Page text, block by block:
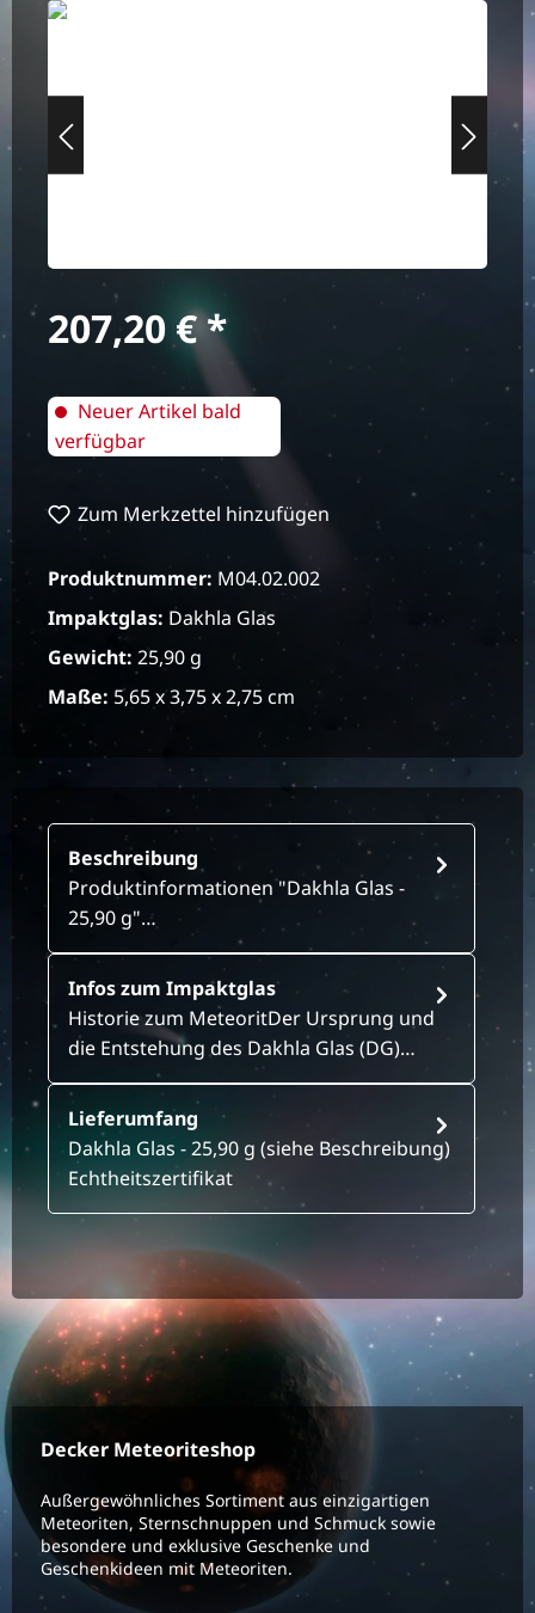
Bildergalerie überspringen
Regulärer Preis:
207,20 €
Neuer Artikel bald
verfügbar
Zum Merkzettel hinzufügen
Produktnummer: M04.02.002
Impaktglas: Dakhla Glas
Gewicht: 25,90 g
Maße: 5,65 x 3,75 x 2,75 cm
Beschreibung
Produktinformationen "Dakhla Glas -
25,90 g"…
Infos zum Impaktglas
Historie zum MeteoritDer Ursprung und
die Entstehung des Dakhla Glas (DG)…
Lieferumfang
Dakhla Glas - 25,90 g (siehe Beschreibung)
Echtheitszertifikat
Decker Meteoriteshop
Außergewöhnliches Sortiment aus einzigartigen
Meteoriten, Sternschnuppen und Schmuck sowie
besondere und exklusive Geschenke und
Geschenkideen mit Meteoriten.